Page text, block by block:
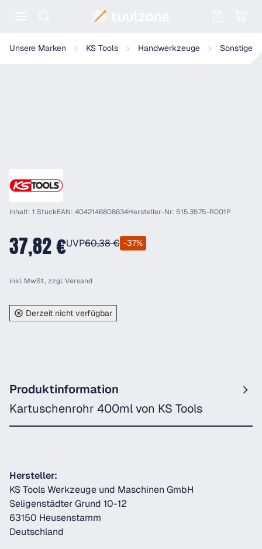
Unsere Marken KS Tools Handwerkzeuge Sonstiges
KS Tools Kartuschenrohr 400ml
Inhalt: 1 StückEAN: 4042146808634Hersteller-Nr: 515.3575-R001P
37,82 €UVP60,38 € -37%
inkl. MwSt., zzgl.Versand
Derzeit nicht verfügbar
Produktinformation
Kartuschenrohr 400ml von KS Tools
Hersteller:
KS Tools Werkzeuge und Maschinen GmbH
Seligenstädter Grund 10-12
63150 Heusenstamm
Deutschland